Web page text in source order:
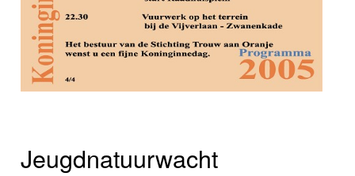
Jeugdnatuurwacht